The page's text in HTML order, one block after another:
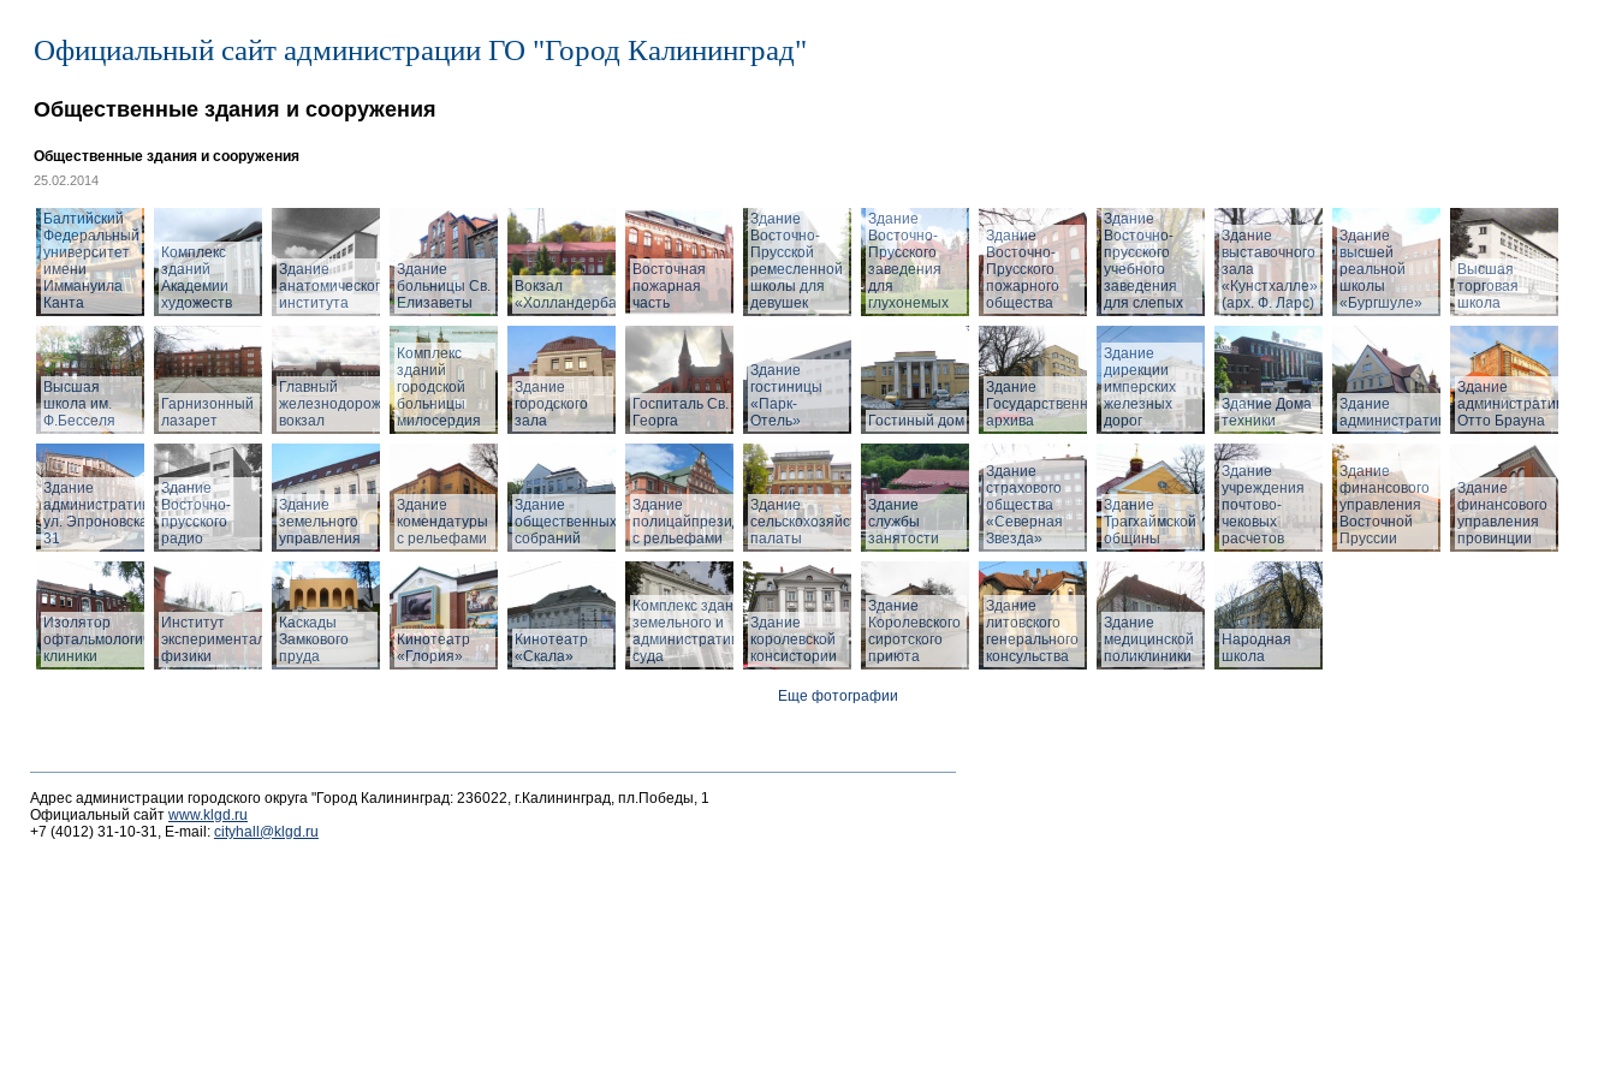
Официальный сайт администрации ГО "Город Калининград"
Общественные здания и сооружения
Общественные здания и сооружения
25.02.2014
Балтийский
Федеральный
университет
имени
Иммануила
Канта
Комплекс
зданий
Академии
художеств
Здание
анатомического
института
Здание
больницы Св.
Елизаветы
Вокзал
«Холландербаум»
Восточная
пожарная
часть
Здание
Восточно-
Прусской
ремесленной
школы для
девушек
Здание
Восточно-
Прусского
заведения
для
глухонемых
Здание
Восточно-
Прусского
пожарного
общества
Здание
Восточно-
прусского
учебного
заведения
для слепых
Здание
выставочного
зала
«Кунстхалле»
(арх. Ф. Ларс)
Здание
высшей
реальной
школы
«Бургшуле»
Высшая
торговая
школа
Высшая
школа им.
Ф.Бесселя
Гарнизонный
лазарет
Главный
железнодорожный
вокзал
Комплекс
зданий
городской
больницы
милосердия
Здание
городского
зала
Госпиталь Св.
Георга
Здание
гостиницы
«Парк-
Отель»
Гостиный дом
Здание
Государственного
архива
Здание
дирекции
имперских
железных
дорог
Здание Дома
техники
Здание
административное
Здание
административное
Отто Брауна
Здание
административное,
ул. Эпроновская,
31
Здание
Восточно-
прусского
радио
Здание
земельного
управления
Здание
комендатуры
с рельефами
Здание
общественных
собраний
Здание
полицайпрезидиума
с рельефами
Здание
сельскохозяйственной
палаты
Здание
службы
занятости
Здание
страхового
общества
«Северная
Звезда»
Здание
Трагхаймской
общины
Здание
учреждения
почтово-
чековых
расчетов
Здание
финансового
управления
Восточной
Пруссии
Здание
финансового
управления
провинции
Изолятор
офтальмологической
клиники
Институт
экспериментальной
физики
Каскады
Замкового
пруда
Кинотеатр
«Глория»
Кинотеатр
«Скала»
Комплекс зданий
земельного и
административного
суда
Здание
королевской
консистории
Здание
Королевского
сиротского
приюта
Здание
литовского
генерального
консульства
Здание
медицинской
поликлиники
Народная
школа
Еще фотографии
Адрес администрации городского округа "Город Калининград: 236022, г.Калининград, пл.Победы, 1
Официальный сайт www.klgd.ru
+7 (4012) 31-10-31, E-mail: cityhall@klgd.ru